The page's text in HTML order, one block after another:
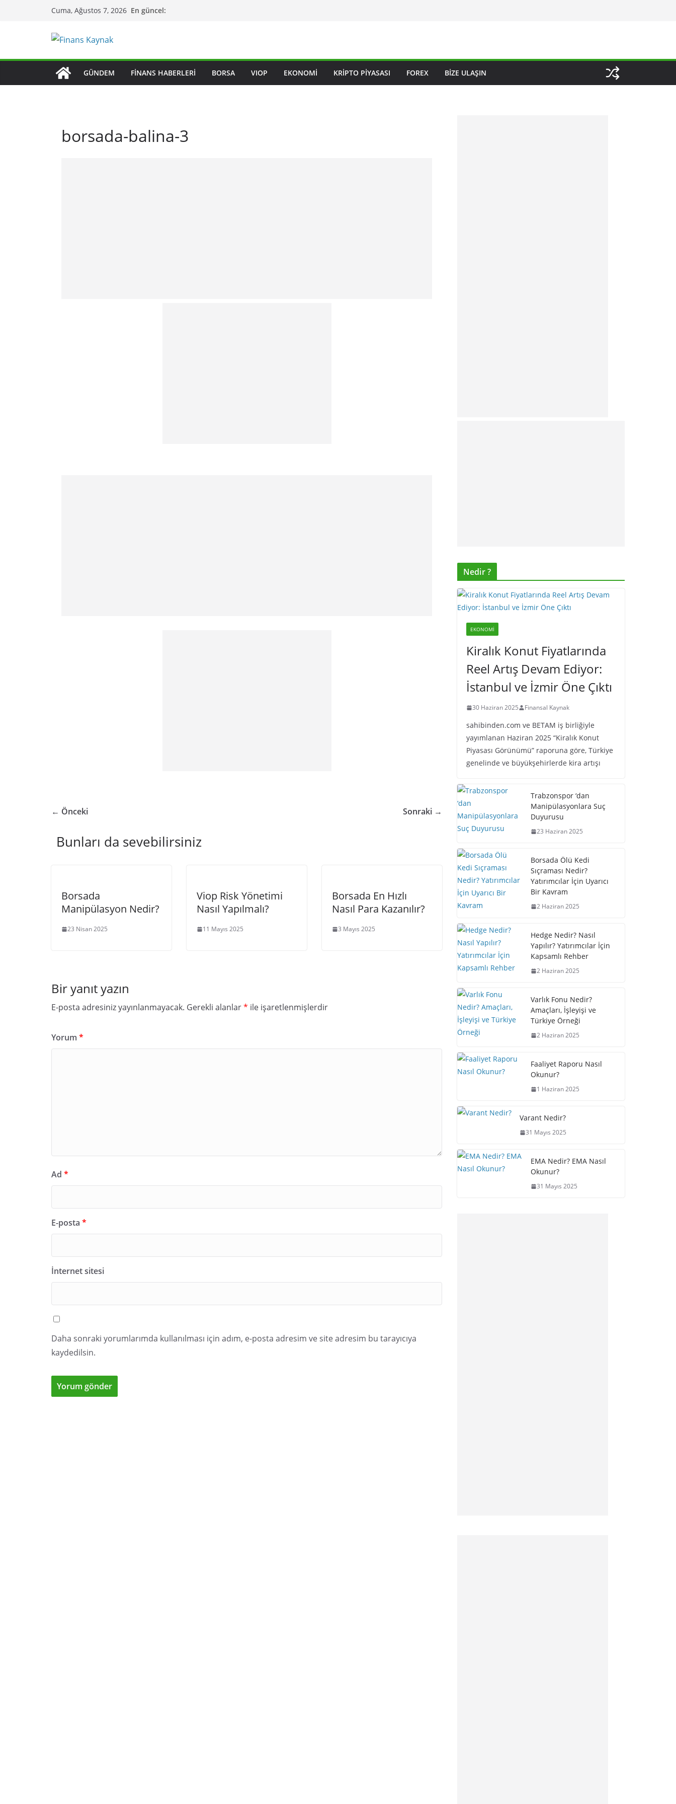
Cuma, Ağustos 7, 2026 En güncel:
GÜNDEM FINANS HABERLERI BORSA VIOP EKONOMI KRIPTO PIYASASI FOREX BIZE ULAŞIN
borsada-balina-3
← Önceki Sonraki →
Bunları da sevebilirsiniz
Borsada
Manipülasyon Nedir?
23 Nisan 2025
Viop Risk Yönetimi
Nasıl Yapılmalı?
11 Mayıs 2025
Borsada En Hızlı
Nasıl Para Kazanılır?
3 Mayıs 2025
Bir yanıt yazın
E-posta adresiniz yayınlanmayacak. Gerekli alanlar* ile işaretlenmişlerdir
Yorum *
Ad *
E-posta *
İnternet sitesi
Daha sonraki yorumlarımda kullanılması için adım, e-posta adresim ve site adresim bu tarayıcıya
kaydedilsin.
Nedir ?
EKONOMI
Kiralık Konut Fiyatlarında
Reel Artış Devam Ediyor:
İstanbul ve İzmir Öne Çıktı
30 Haziran 2025 Finansal Kaynak
sahibinden.com ve BETAM iş birliğiyle
yayımlanan Haziran 2025 “Kiralık Konut
Piyasası Görünümü” raporuna göre, Türkiye
genelinde ve büyükşehirlerde kira artışı
Trabzonspor ‘dan
Manipülasyonlara Suç
Duyurusu
23 Haziran 2025
Borsada Ölü Kedi
Sıçraması Nedir?
Yatırımcılar İçin Uyarıcı
Bir Kavram
2 Haziran 2025
Hedge Nedir? Nasıl
Yapılır? Yatırımcılar İçin
Kapsamlı Rehber
2 Haziran 2025
Varlık Fonu Nedir?
Amaçları, İşleyişi ve
Türkiye Örneği
2 Haziran 2025
Faaliyet Raporu Nasıl
Okunur?
1 Haziran 2025
Varant Nedir?
31 Mayıs 2025
EMA Nedir? EMA Nasıl
Okunur?
31 Mayıs 2025